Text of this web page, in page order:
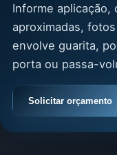
Informe aplicação,
aproximadas,
envolve guarita,
porta ou passa-
Solicitar orçamento